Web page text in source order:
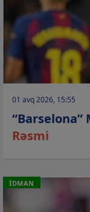
01 avq 2026, 15:55
“Barselona”
Rəsmi
İDMAN